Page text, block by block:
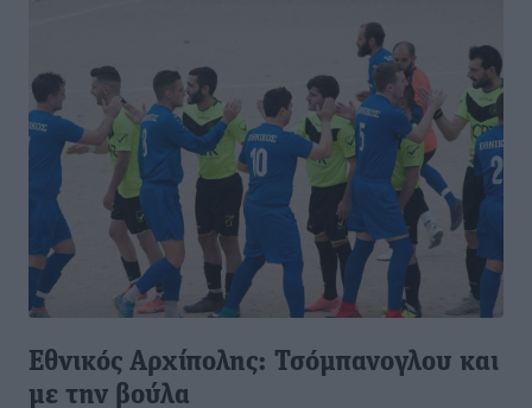
Εθνικός Αρχίπολης: Τσόμπανογλου και
με την βούλα